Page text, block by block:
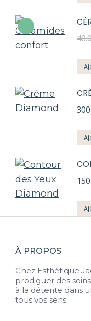
À PROPOS
Chez Esthétique
prodiguer des
à la détente dans
tous vos sens.